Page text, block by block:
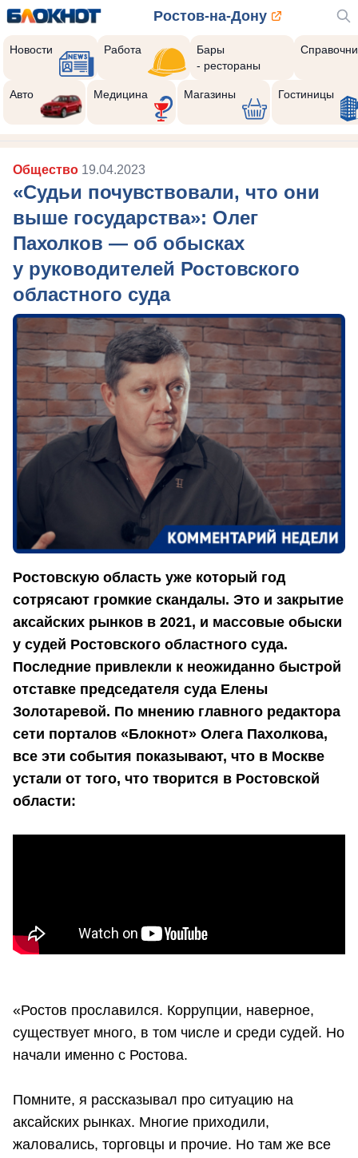
Ростов-на-Дону
Новости Работа
Бары
- рестораны
Авто Медицина Магазины Гостиницы
Общество 19.04.2023
«Судьи почувствовали, что они
выше государства»: Олег
Пахолков — об обысках
у руководителей Ростовского
областного суда
Ростовскую область уже который год
сотрясают громкие скандалы. Это и закрытие
аксайских рынков в 2021, и массовые обыски
у судей Ростовского областного суда.
Последние привлекли к неожиданно быстрой
отставке председателя суда Елены
Золотаревой. По мнению главного редактора
сети порталов «Блокнот» Олега Пахолкова,
все эти события показывают, что в Москве
устали от того, что творится в Ростовской
области:
«Ростов прославился. Коррупции, наверное,
существует много, в том числе и среди судей. Но
начали именно с Ростова.
Помните, я рассказывал про ситуацию на
аксайских рынках. Многие приходили,
жаловались, торговцы и прочие. Но там же все